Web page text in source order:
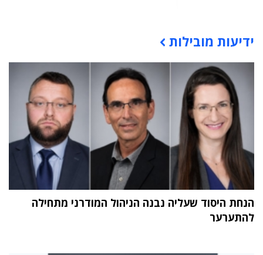
תוכן פרסומי
ידיעות מובילות
הנחת היסוד שעליה נבנה הניהול המודרני מתחילה
להתערער